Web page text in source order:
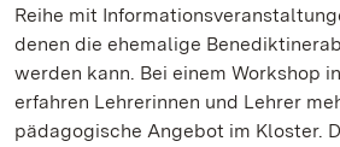
Reihe mit
denen die ehemalige
werden kann. Bei einem Workshop
erfahren Lehrerinnen und Lehrer
pädagogische Angebot im Kloster.